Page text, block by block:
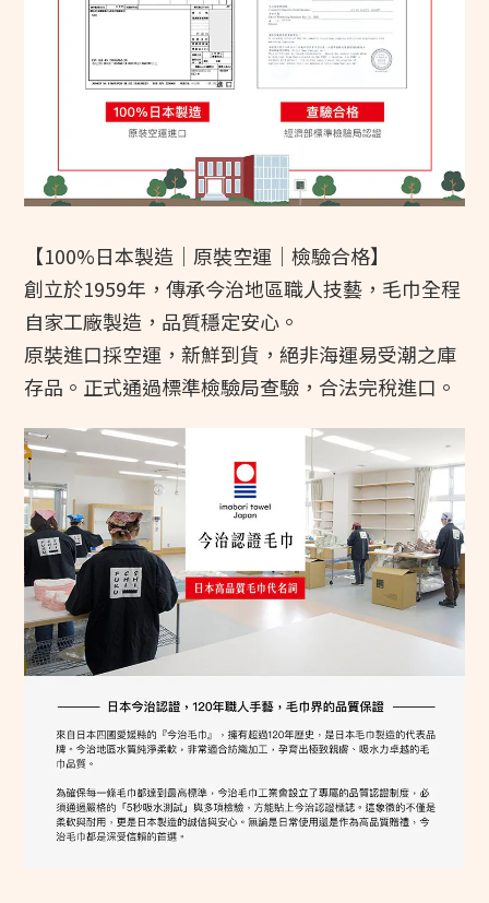
【100%日本製造｜原裝空運｜檢驗合格】
創立於1959年，傳承今治地區職人技藝，毛巾全程
自家工廠製造，品質穩定安心。
原裝進口採空運，新鮮到貨，絕非海運易受潮之庫
存品。正式通過標準檢驗局查驗，合法完稅進口。